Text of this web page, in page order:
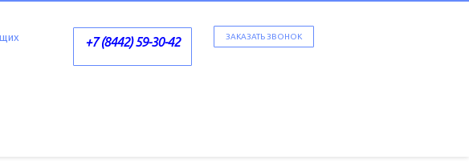
ЗАКАЗАТЬ ЗВОНОК
+7 (8442) 59-30-42